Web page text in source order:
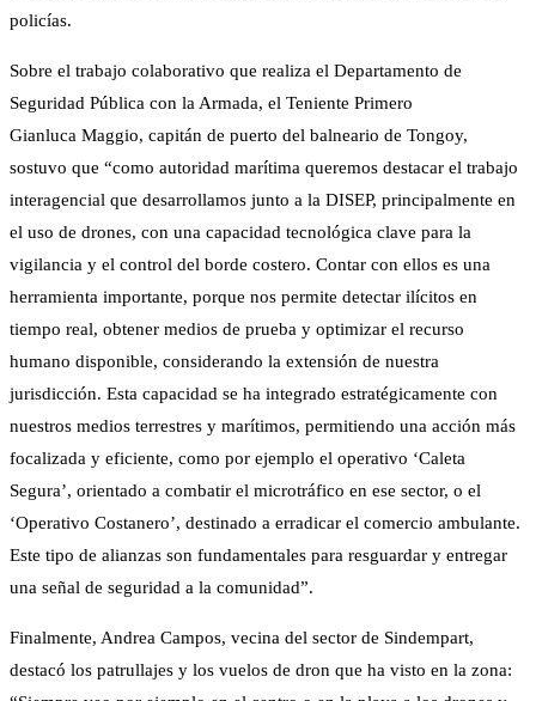
policías.
Sobre el trabajo colaborativo que realiza el Departamento de
Seguridad Pública con la Armada, el Teniente Primero
Gianluca Maggio, capitán de puerto del balneario de Tongoy,
sostuvo que “como autoridad marítima queremos destacar el trabajo
interagencial que desarrollamos junto a la DISEP, principalmente en
el uso de drones, con una capacidad tecnológica clave para la
vigilancia y el control del borde costero. Contar con ellos es una
herramienta importante, porque nos permite detectar ilícitos en
tiempo real, obtener medios de prueba y optimizar el recurso
humano disponible, considerando la extensión de nuestra
jurisdicción. Esta capacidad se ha integrado estratégicamente con
nuestros medios terrestres y marítimos, permitiendo una acción más
focalizada y eficiente, como por ejemplo el operativo ‘Caleta
Segura’, orientado a combatir el microtráfico en ese sector, o el
‘Operativo Costanero’, destinado a erradicar el comercio ambulante.
Este tipo de alianzas son fundamentales para resguardar y entregar
una señal de seguridad a la comunidad”.
Finalmente, Andrea Campos, vecina del sector de Sindempart,
destacó los patrullajes y los vuelos de dron que ha visto en la zona: